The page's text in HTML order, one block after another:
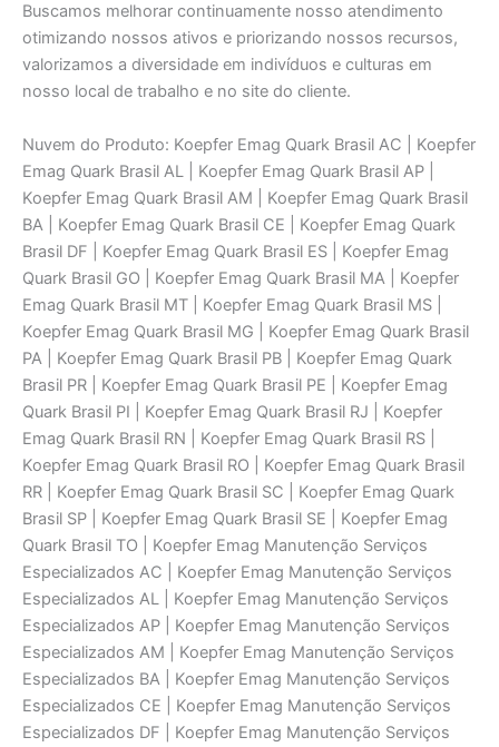
Buscamos melhorar continuamente nosso atendimento
otimizando nossos ativos e priorizando nossos recursos,
valorizamos a diversidade em indivíduos e culturas em
nosso local de trabalho e no site do cliente.
Nuvem do Produto: Koepfer Emag Quark Brasil AC | Koepfer
Emag Quark Brasil AL | Koepfer Emag Quark Brasil AP |
Koepfer Emag Quark Brasil AM | Koepfer Emag Quark Brasil
BA | Koepfer Emag Quark Brasil CE | Koepfer Emag Quark
Brasil DF | Koepfer Emag Quark Brasil ES | Koepfer Emag
Quark Brasil GO | Koepfer Emag Quark Brasil MA | Koepfer
Emag Quark Brasil MT | Koepfer Emag Quark Brasil MS |
Koepfer Emag Quark Brasil MG | Koepfer Emag Quark Brasil
PA | Koepfer Emag Quark Brasil PB | Koepfer Emag Quark
Brasil PR | Koepfer Emag Quark Brasil PE | Koepfer Emag
Quark Brasil PI | Koepfer Emag Quark Brasil RJ | Koepfer
Emag Quark Brasil RN | Koepfer Emag Quark Brasil RS |
Koepfer Emag Quark Brasil RO | Koepfer Emag Quark Brasil
RR | Koepfer Emag Quark Brasil SC | Koepfer Emag Quark
Brasil SP | Koepfer Emag Quark Brasil SE | Koepfer Emag
Quark Brasil TO | Koepfer Emag Manutenção Serviços
Especializados AC | Koepfer Emag Manutenção Serviços
Especializados AL | Koepfer Emag Manutenção Serviços
Especializados AP | Koepfer Emag Manutenção Serviços
Especializados AM | Koepfer Emag Manutenção Serviços
Especializados BA | Koepfer Emag Manutenção Serviços
Especializados CE | Koepfer Emag Manutenção Serviços
Especializados DF | Koepfer Emag Manutenção Serviços